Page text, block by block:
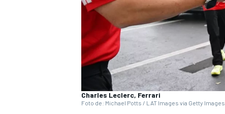
Charles Leclerc, Ferrari
Foto de: Michael Potts / LAT Images via Getty Images